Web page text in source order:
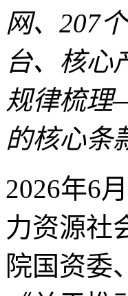
网、207
台、核心
规律梳理
的核心条
2026年6
力资源社
院国资委